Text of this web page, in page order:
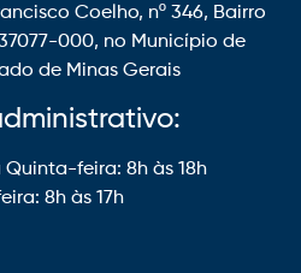
Coelho, nº 346, Bairro
000, no Município de
de Minas Gerais
feira: 8h às 18h
8h às 17h